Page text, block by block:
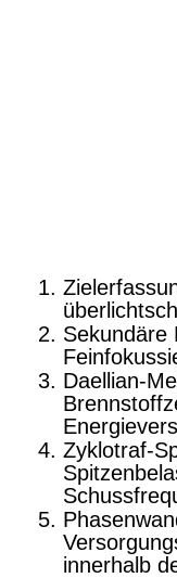
Sekundäre
Daellian-
Zyklotraf-
innerhalb